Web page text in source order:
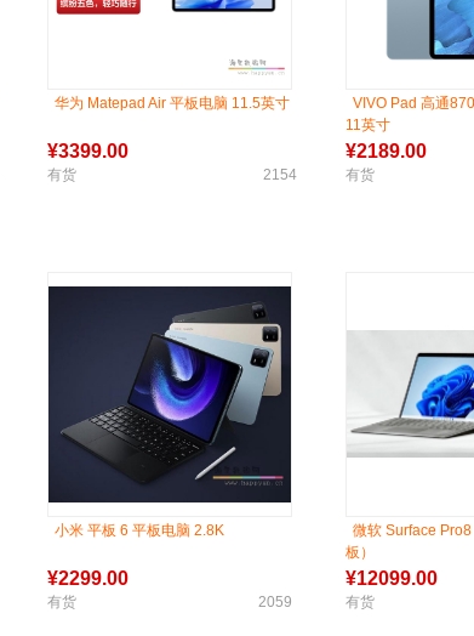
华为 Matepad Air 平板电脑 11.5英寸
¥3399.00
有货 2154
VIVO Pad 高通
11英寸
¥2189.00
有货
小米 平板 6 平板电脑 2.8K
¥2299.00
有货 2059
微软 Surface
板）
¥12099.00
有货